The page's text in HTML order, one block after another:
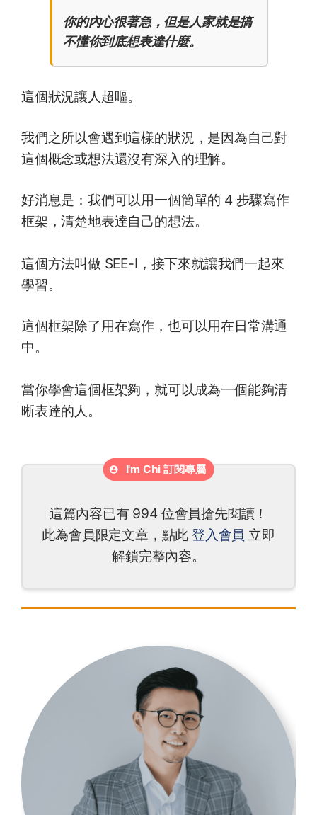
你的內心很著急，但是人家就是搞
不懂你到底想表達什麼。
這個狀況讓人超嘔。
我們之所以會遇到這樣的狀況，是因為自己對
這個概念或想法還沒有深入的理解。
好消息是：我們可以用一個簡單的 4 步驟寫作
框架，清楚地表達自己的想法。
這個方法叫做 SEE-I，接下來就讓我們一起來
學習。
這個框架除了用在寫作，也可以用在日常溝通
中。
當你學會這個框架夠，就可以成為一個能夠清
晰表達的人。
這篇內容已有 994 位會員搶先閱讀！
此為會員限定文章，點此登入會員 立即
解鎖完整內容。